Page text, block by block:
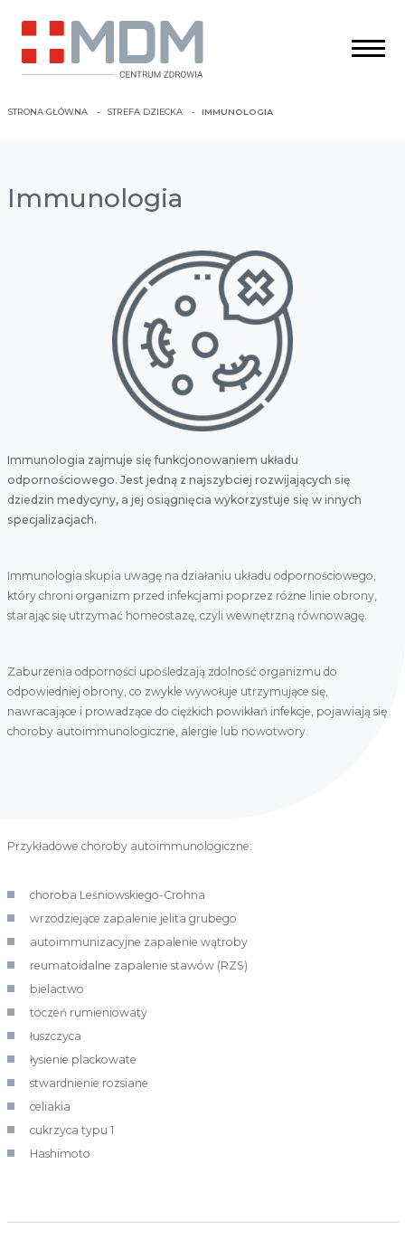
STRONA GŁÓWNA STREFA DZIECKA IMMUNOLOGIA
Immunologia
Immunologia zajmuje się funkcjonowaniem układu
odpornościowego. Jest jedną z najszybciej rozwijających się
dziedzin medycyny, a jej osiągnięcia wykorzystuje się w innych
specjalizacjach.
Immunologia skupia uwagę na działaniu układu odpornościowego,
który chroni organizm przed infekcjami poprzez różne linie obrony,
starając się utrzymać homeostazę, czyli wewnętrzną równowagę.
Zaburzenia odporności upośledzają zdolność organizmu do
odpowiedniej obrony, co zwykle wywołuje utrzymujące się,
nawracające i prowadzące do ciężkich powikłań infekcje, pojawiają się
choroby autoimmunologiczne, alergie lub nowotwory.
Przykładowe choroby autoimmunologiczne:
choroba Leśniowskiego-Crohna
wrzodziejące zapalenie jelita grubego
autoimmunizacyjne zapalenie wątroby
reumatoidalne zapalenie stawów (RZS)
bielactwo
toczeń rumieniowaty
łuszczyca
łysienie plackowate
stwardnienie rozsiane
celiakia
cukrzyca typu 1
Hashimoto